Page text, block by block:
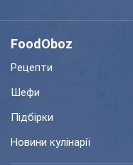
FoodOboz
Рецепти
Шефи
Підбірки
Новини кулінарії